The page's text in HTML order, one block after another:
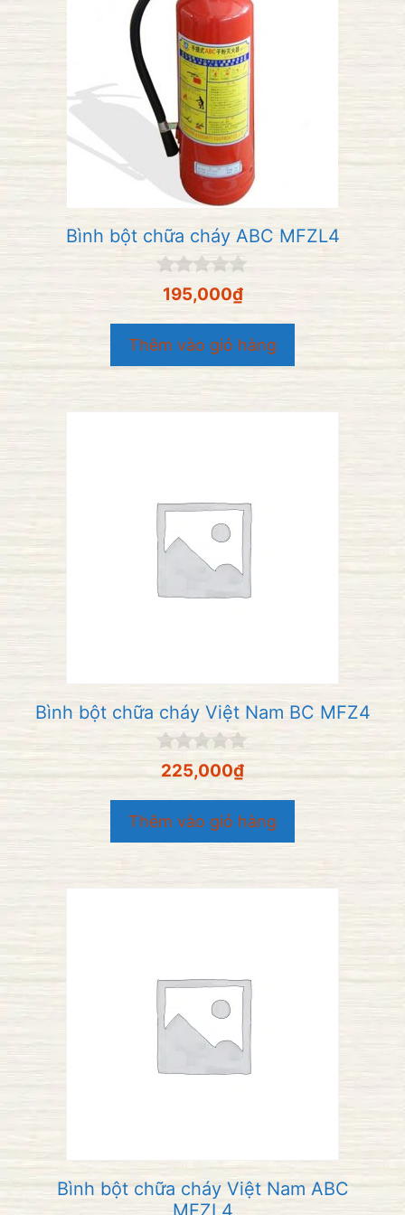
Bình bột chữa cháy ABC MFZL4
0
n
g
o
à
i
195,000₫
Thêm vào giỏ hàng
Bình bột chữa cháy Việt Nam BC MFZ4
0
n
g
o
à
i
225,000₫
Thêm vào giỏ hàng
Bình bột chữa cháy Việt Nam ABC
MFZL4